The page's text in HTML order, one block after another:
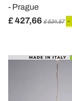
- Prague
£ 427,66 £ 534,57 -